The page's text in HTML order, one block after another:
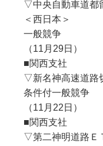
▽中央自動車道都
＜西日本＞
一般競争
（11月29日）
■関西支社
▽新名神高速道路
条件付一般競争
（11月22日）
■関西支社
▽第二神明道路Ｅ